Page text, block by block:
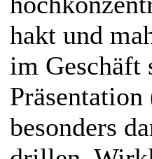
hakt und
im Geschäft
besonders